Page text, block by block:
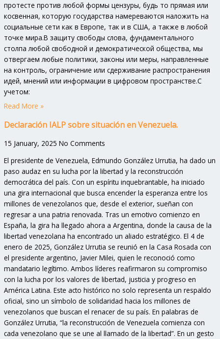
протесте против любой формы цензуры, будь то прямая или
косвенная, которую государства намереваются наложить на
социальные сети как в Европе, так и в США, а также в любой
точке мира.В защиту свободы слова, фундаментального
столпа любой свободной и демократической общества, мы
отвергаем любые политики, законы или меры, направленные
на контроль, ограничение или сдерживание распространения
идей, мнений или информации в цифровом пространстве.С
учетом:
Read More »
Declaración IALP sobre situación en Venezuela.
15 January, 2025 No Comments
El presidente de Venezuela, Edmundo González Urrutia, ha dado un
paso audaz en su lucha por la libertad y la reconstrucción
democrática del país. Con un espíritu inquebrantable, ha iniciado
una gira internacional que busca encender la esperanza entre los
millones de venezolanos que, desde el exterior, sueñan con
regresar a una patria renovada. Tras un emotivo comienzo en
España, la gira ha llegado ahora a Argentina, donde la causa de la
libertad venezolana ha encontrado un aliado estratégico. El 4 de
enero de 2025, González Urrutia se reunió en la Casa Rosada con
el presidente argentino, Javier Milei, quien le reconoció como
mandatario legítimo. Ambos líderes reafirmaron su compromiso
con la lucha por los valores de libertad, justicia y progreso en
América Latina. Este acto histórico no solo representa un respaldo
oficial, sino un símbolo de solidaridad hacia los millones de
venezolanos que buscan el renacer de su país. En palabras de
González Urrutia, “la reconstrucción de Venezuela comienza con
cada venezolano que se une al llamado de la libertad”. En un gesto